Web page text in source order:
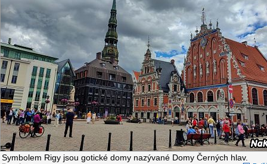
Symbolem Rigy jsou gotické domy nazývané Domy Černých hlav.